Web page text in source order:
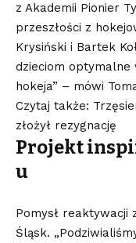
z Akademii Pionier
przeszłości z
Krysiński i Bartek
dzieciom optymalne
hokeja” – mówi
Czytaj także:
złożył rezygnację
Projekt
u
Pomysł reaktywacji
Śląsk.